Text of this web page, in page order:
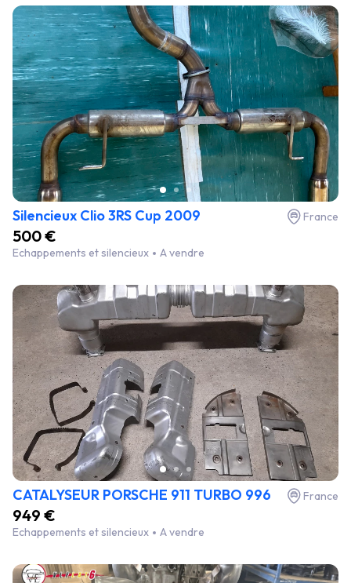
Silencieux Clio 3RS Cup 2009 France
500 €
Echappements et silencieux A vendre
CATALYSEUR PORSCHE 911 TURBO 996 France
949 €
Echappements et silencieux A vendre